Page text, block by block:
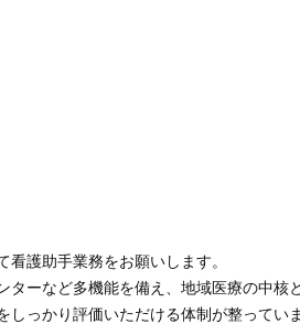
護助手業務をお願いします。
ーなど多機能を備え、地域医療の中核
しっかり評価いただける体制が整ってい